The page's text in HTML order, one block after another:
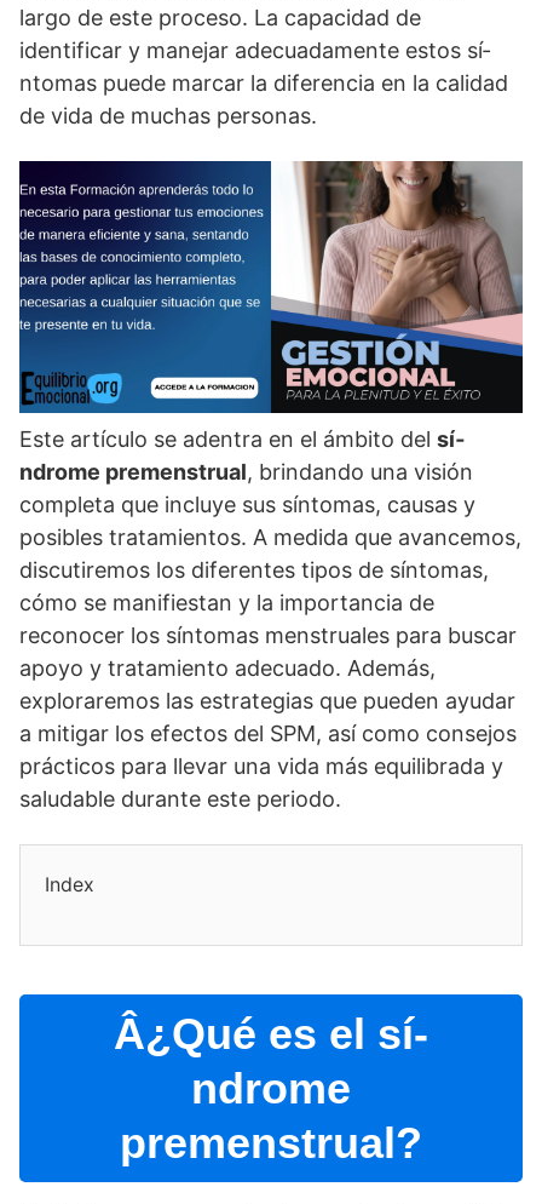
largo de este proceso. La capacidad de
identificar y manejar adecuadamente estos sí­
ntomas puede marcar la diferencia en la calidad
de vida de muchas personas.
Este artí­culo se adentra en el ámbito del sí­
ndrome premenstrual, brindando una visión
completa que incluye sus sí­ntomas, causas y
posibles tratamientos. A medida que avancemos,
discutiremos los diferentes tipos de sí­ntomas,
cómo se manifiestan y la importancia de
reconocer los sí­ntomas menstruales para buscar
apoyo y tratamiento adecuado. Además,
exploraremos las estrategias que pueden ayudar
a mitigar los efectos del SPM, así­ como consejos
prácticos para llevar una vida más equilibrada y
saludable durante este periodo.
Index
Â¿Qué es el sí­
ndrome
premenstrual?